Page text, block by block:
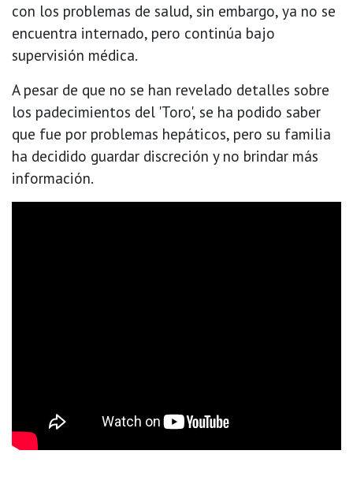
con los problemas de salud, sin embargo, ya no se
encuentra internado, pero continúa bajo
supervisión médica.
A pesar de que no se han revelado detalles sobre
los padecimientos del 'Toro', se ha podido saber
que fue por problemas hepáticos, pero su familia
ha decidido guardar discreción y no brindar más
información.